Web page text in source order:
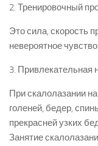
2. Тренировочный
Это сила, скорость
невероятное
3. Привлекательная
При скалолазании
голеней, бедер,
прекрасней узких
Занятие